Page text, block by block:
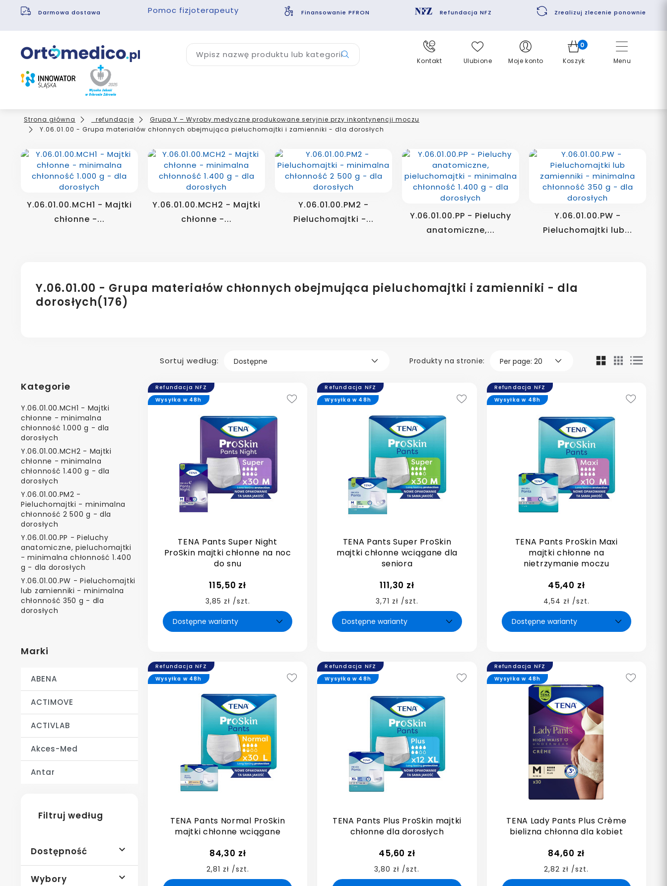
Darmowa dostawa Pomoc fizjoterapeuty Finansowanie PFRON Refundacja NFZ Zrealizuj zlecenie ponownie
Menu
Wpisz nazwę produktu lub kategorii
Kontakt Ulubione Moje konto
0
Koszyk
Strona główna _refundacje
Grupa Y – Wyroby medyczne produkowane seryjnie przy inkontynencji moczu
Y.06.01.00 - Grupa materiałów chłonnych obejmująca pieluchomajtki i zamienniki - dla dorosłych
Y.06.01.00.MCH1 - Majtki
chłonne -...
Y.06.01.00.MCH2 - Majtki
chłonne -...
Y.06.01.00.PM2 -
Pieluchomajtki -...
Y.06.01.00.PP - Pieluchy
anatomiczne,...
Y.06.01.00.PW -
Pieluchomajtki lub...
Y.06.01.00 - Grupa materiałów chłonnych obejmująca pieluchomajtki i zamienniki - dla
dorosłych(176)
Kategorie
Y.06.01.00.MCH1 - Majtki
chłonne - minimalna
chłonność 1.000 g - dla
dorosłych
Y.06.01.00.MCH2 - Majtki
chłonne - minimalna
chłonność 1.400 g - dla
dorosłych
Y.06.01.00.PM2 -
Pieluchomajtki - minimalna
chłonność 2 500 g - dla
dorosłych
Y.06.01.00.PP - Pieluchy
anatomiczne, pieluchomajtki
- minimalna chłonność 1.400
g - dla dorosłych
Y.06.01.00.PW - Pieluchomajtki
lub zamienniki - minimalna
chłonność 350 g - dla
dorosłych
Marki
ABENA
ACTIMOVE
ACTIVLAB
Akces-Med
Antar
Filtruj według
Dostępność 
Wybory 
Sortuj według: Produkty na stronie:
Refundacja NFZ
TENA Pants Super Night
ProSkin majtki chłonne na noc
do snu
115,50 zł
3,85 zł /szt.
Wysyłka w 48h
Refundacja NFZ
TENA Pants Super ProSkin
majtki chłonne wciągane dla
seniora
111,30 zł
3,71 zł /szt.
Wysyłka w 48h
Refundacja NFZ
TENA Pants ProSkin Maxi
majtki chłonne na
nietrzymanie moczu
45,40 zł
4,54 zł /szt.
Wysyłka w 48h
Refundacja NFZ
TENA Pants Normal ProSkin
majtki chłonne wciągane
84,30 zł
2,81 zł /szt.
Wysyłka w 48h
Refundacja NFZ
TENA Pants Plus ProSkin majtki
chłonne dla dorosłych
45,60 zł
3,80 zł /szt.
Wysyłka w 48h
Refundacja NFZ
TENA Lady Pants Plus Crème
bielizna chłonna dla kobiet
84,60 zł
2,82 zł /szt.
Wysyłka w 48h